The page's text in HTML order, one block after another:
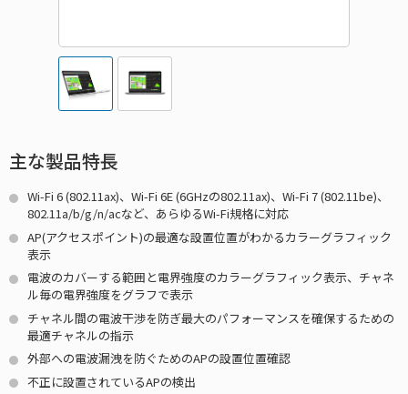
主な製品特長
Wi-Fi 6 (802.11ax)、Wi-Fi 6E (6GHzの802.11ax)、Wi-Fi 7 (802.11be)、
802.11a/b/g/n/acなど、あらゆるWi-Fi規格に対応
AP(アクセスポイント)の最適な設置位置がわかるカラーグラフィック
表示
電波のカバーする範囲と電界強度のカラーグラフィック表示、チャネ
ル毎の電界強度をグラフで表示
チャネル間の電波干渉を防ぎ最大のパフォーマンスを確保するための
最適チャネルの指示
外部への電波漏洩を防ぐためのAPの設置位置確認
不正に設置されているAPの検出